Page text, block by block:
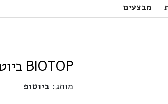
מבצעים
BIOTOP ביוטופ שמפו תלתלים 69 | 500 מ"ל
מותג: ביוטופ